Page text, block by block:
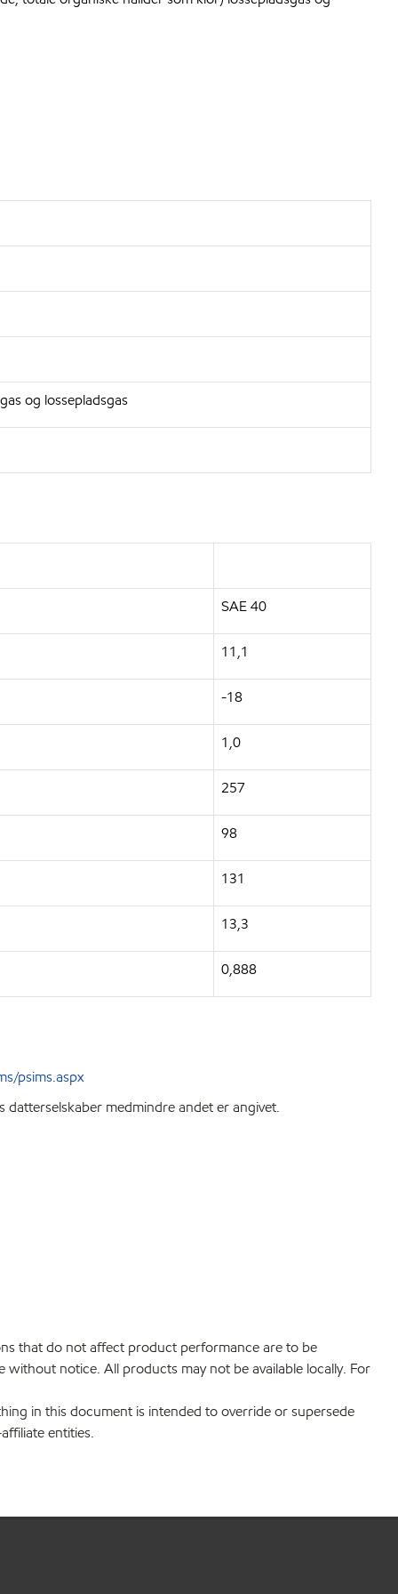
og lossepladsgas
SAE 40
11,1
-18
1,0
257
98
131
13,3
0,888
psims.aspx
medmindre andet er angivet.
that do not affect product performance are to be
notice. All products may not be available locally. For
in this document is intended to override or supersede
entities.